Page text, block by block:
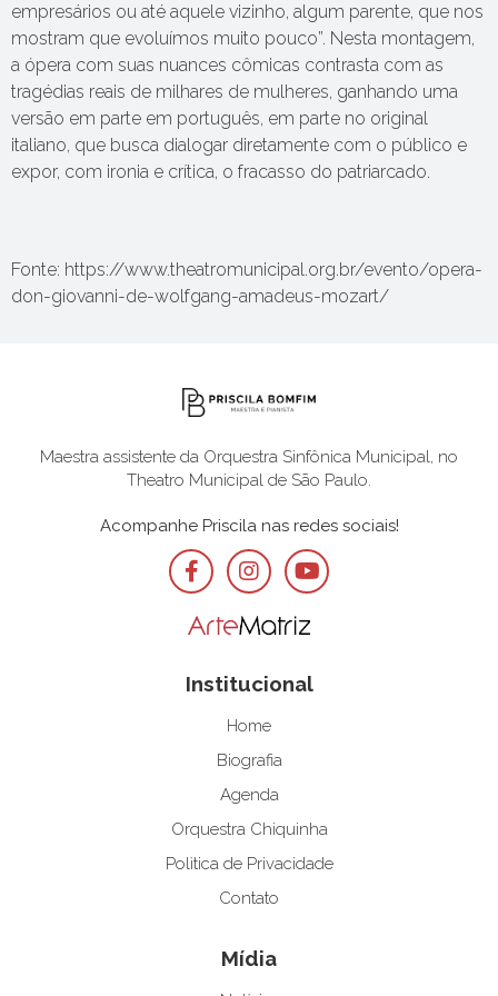
empresários ou até aquele vizinho, algum parente, que nos
mostram que evoluímos muito pouco”. Nesta montagem,
a ópera com suas nuances cômicas contrasta com as
tragédias reais de milhares de mulheres, ganhando uma
versão em parte em português, em parte no original
italiano, que busca dialogar diretamente com o público e
expor, com ironia e crítica, o fracasso do patriarcado.
Fonte: https://www.theatromunicipal.org.br/evento/opera-
don-giovanni-de-wolfgang-amadeus-mozart/
Maestra assistente da Orquestra Sinfônica Municipal, no
Theatro Municipal de São Paulo.
Acompanhe Priscila nas redes sociais!
Institucional
Home
Biografia
Agenda
Orquestra Chiquinha
Polìtica de Privacidade
Contato
Mídia